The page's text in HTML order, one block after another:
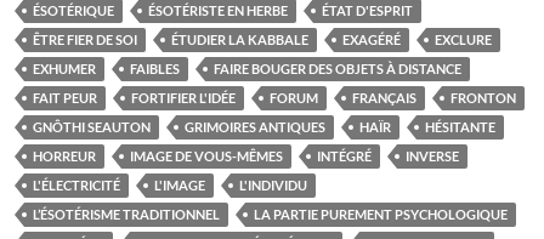
ÉSOTÉRIQUE
ÉSOTÉRISTE EN HERBE
ÉTAT D'ESPRIT
ÊTRE FIER DE SOI
ÉTUDIER LA KABBALE EXAGÉRÉ
EXCLURE
EXHUMER
FAIBLES
FAIRE BOUGER DES OBJETS À DISTANCE
FAIT PEUR
FORTIFIER L'IDÉE FORUM FRANÇAIS
FRONTON
GNÔTHI SEAUTON
GRIMOIRES ANTIQUES HAÏR
HÉSITANTE
HORREUR
IMAGE DE VOUS-MÊMES INTÉGRÉ
INVERSE
L'ÉLECTRICITÉ
L'IMAGE
L'INDIVIDU
L’ÉSOTÉRISME TRADITIONNEL
LA PARTIE PUREMENT PSYCHOLOGIQUE